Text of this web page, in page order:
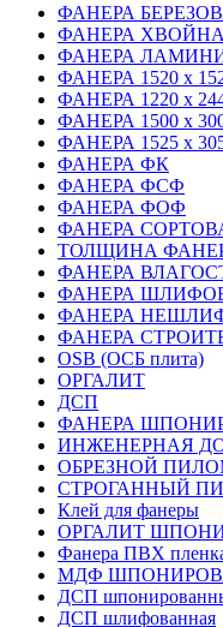
ФАНЕРА
ФАНЕРА
ФАНЕРА
ФАНЕРА 1520 х
ФАНЕРА 1220 х
ФАНЕРА 1500 х
ФАНЕРА 1525 х
ФАНЕРА ФК
ФАНЕРА ФСФ
ФАНЕРА ФОФ
ФАНЕРА
ТОЛЩИНА
ФАНЕРА
ФАНЕРА
ФАНЕРА
ФАНЕРА
OSB (ОСБ плита)
ОРГАЛИТ
ДСП
ФАНЕРА
ИНЖЕНЕРНАЯ
ОБРЕЗНОЙ
СТРОГАННЫЙ
Клей для фанеры
ОРГАЛИТ
Фанера ПВХ
МДФ
ДСП
ДСП шлифованная